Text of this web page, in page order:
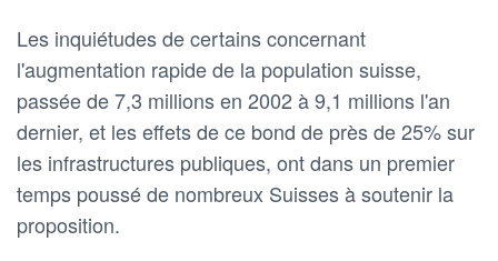
Les inquiétudes de certains concernant
l'augmentation rapide de la population suisse,
passée de 7,3 millions en 2002 à 9,1 millions l'an
dernier, et les effets de ce bond de près de 25% sur
les infrastructures publiques, ont dans un premier
temps poussé de nombreux Suisses à soutenir la
proposition.